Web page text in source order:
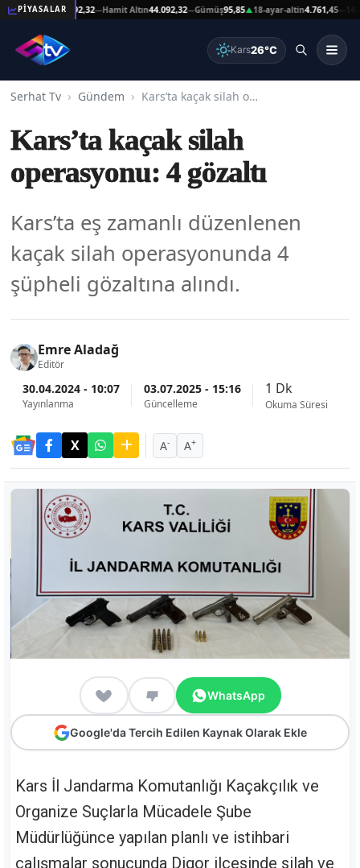
PİYASALAR
Altın44.092,32—Hamit Altın44.092,32—Gümüş95,85▲18-ayar-altin4.761,45—14-
Kars26°C
Serhat Tv Gündem Kars’ta kaçak silah operasyonu: 4 gözaltı
Kars’ta kaçak silah
operasyonu: 4 gözaltı
Kars’ta eş zamanlı düzenlenen
kaçak silah operasyonunda 4
şüpheli gözaltına alındı.
Emre Aladağ
Editör
30.04.2024 - 10:07
Yayınlanma
03.07.2025 - 15:16
Güncelleme
1 Dk
Okuma Süresi
A- A+
WhatsApp
Google'da Tercih Edilen Kaynak Olarak Ekle
Kars İl Jandarma Komutanlığı Kaçakçılık ve
Organize Suçlarla Mücadele Şube
Müdürlüğünce yapılan planlı ve istihbari
çalışmalar sonucunda Digor ilçesinde silah ve